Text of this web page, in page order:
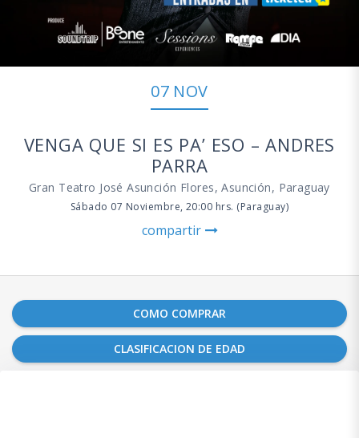
07 NOV
VENGA QUE SI ES PA’ ESO – ANDRES
PARRA
Gran Teatro José Asunción Flores, Asunción, Paraguay
Sábado 07 Noviembre, 20:00 hrs. (Paraguay)
compartir
COMO COMPRAR
CLASIFICACION DE EDAD